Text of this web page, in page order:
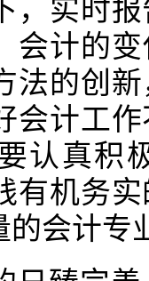
，实时
会计的
法的创
会计工
认真积
有机务
的会计专